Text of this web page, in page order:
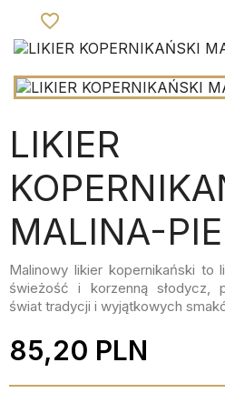
favorite_border
LIKIER
MALINA-
Malinowy likier kopernikański to
świeżość i korzenną słodycz,
świat tradycji i wyjątkowych
85,20 PLN